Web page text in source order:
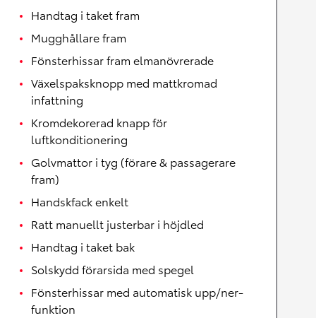
Handtag i taket fram
Mugghållare fram
Fönsterhissar fram elmanövrerade
Växelspaksknopp med mattkromad
infattning
Kromdekorerad knapp för
luftkonditionering
Golvmattor i tyg (förare & passagerare
fram)
Handskfack enkelt
Ratt manuellt justerbar i höjdled
Handtag i taket bak
Solskydd förarsida med spegel
Fönsterhissar med automatisk upp/ner-
funktion